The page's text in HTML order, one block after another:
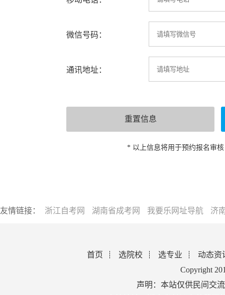
微信号码：
通讯地址：
* 以上信息将用于预约报名审
友情链接： 浙江自考网 湖南省成考网 我要乐网址导航 济
首页 选院校 选专业
动态资
Copyright
声明：本站仅供民间交